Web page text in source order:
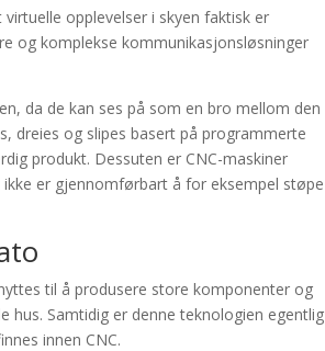
opplevelser i skyen faktisk er
og komplekse kommunikasjonsløsninger
da de kan ses på som en bro mellom den
dreies og slipes basert på programmerte
produkt. Dessuten er CNC-maskiner
er gjennomførbart å for eksempel støpe
til å produsere store komponenter og
hus. Samtidig er denne teknologien egentlig
innen CNC.